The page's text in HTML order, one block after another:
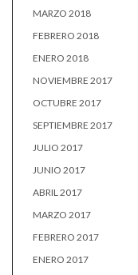
MARZO 2018
FEBRERO 2018
ENERO 2018
NOVIEMBRE 2017
OCTUBRE 2017
SEPTIEMBRE 2017
JULIO 2017
JUNIO 2017
ABRIL 2017
MARZO 2017
FEBRERO 2017
ENERO 2017